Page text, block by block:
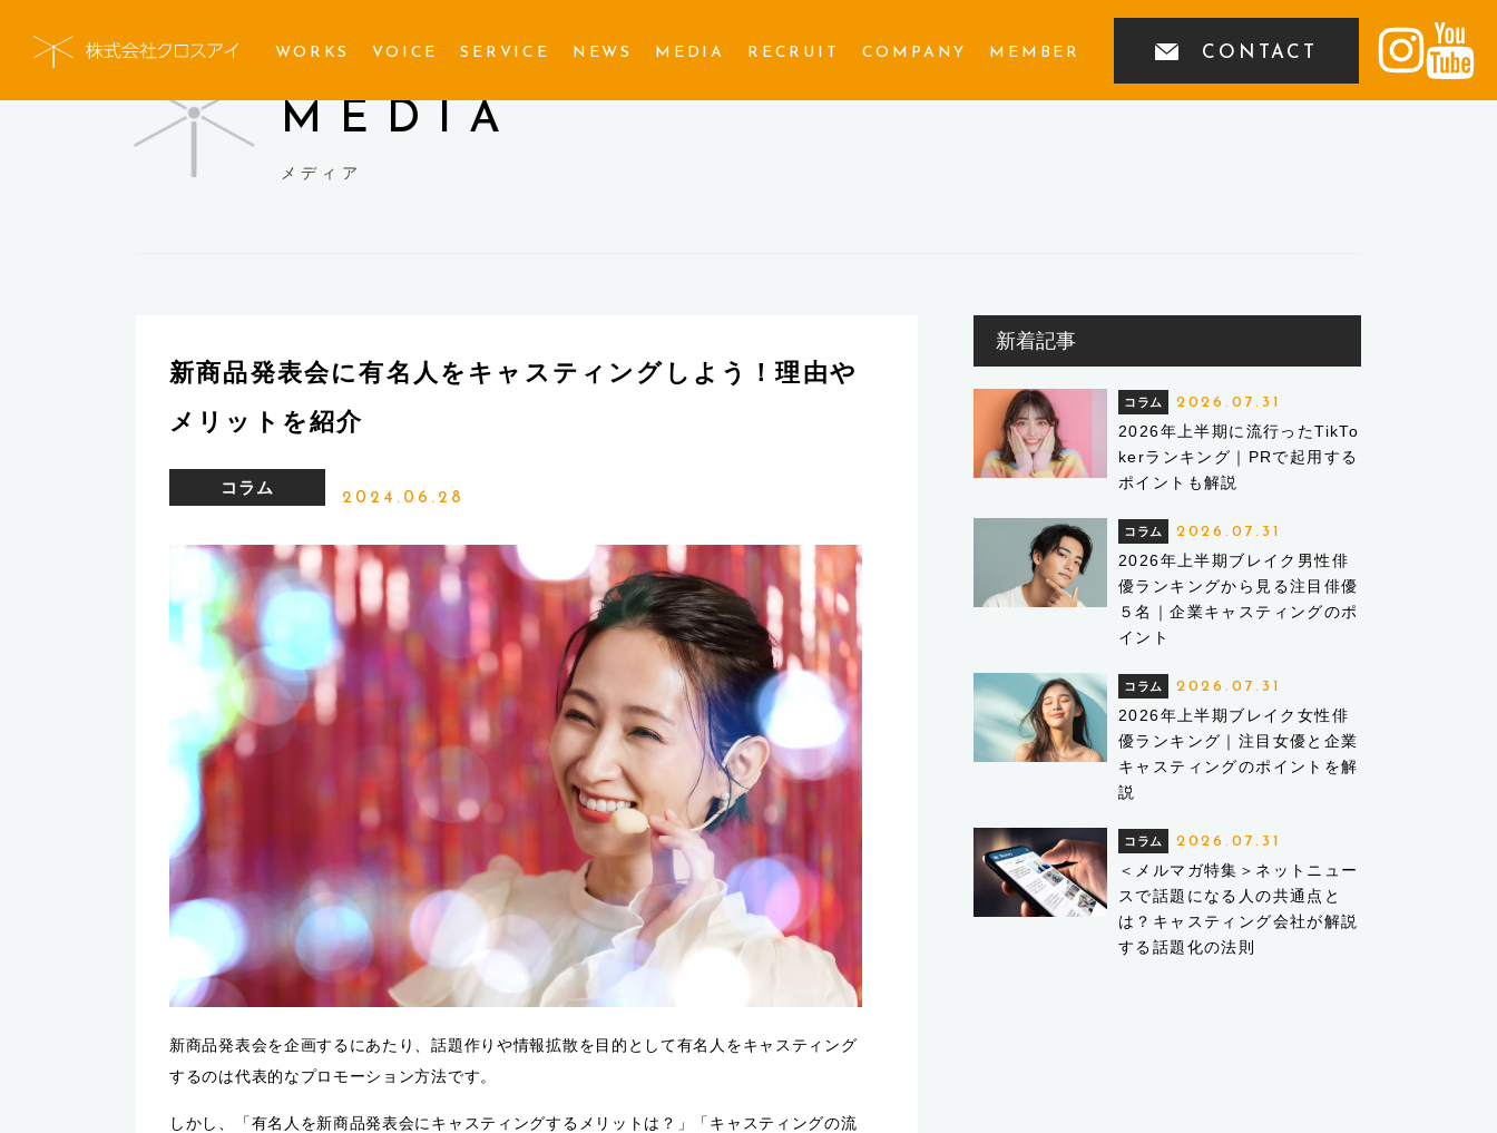
WORKS VOICE SERVICE NEWS MEDIA RECRUIT COMPANY MEMBER CONTACT
MEDIA
メディア
新商品発表会に有名人をキャスティングしよう！理由や
メリットを紹介
コラム
2024.06.28
新商品発表会を企画するにあたり、話題作りや情報拡散を目的として有名人をキャスティング
するのは代表的なプロモーション方法です。
しかし、「有名人を新商品発表会にキャスティングするメリットは？」「キャスティングの流
新着記事
コラム 2026.07.31
2026年上半期に流行ったTikTo
kerランキング｜PRで起用する
ポイントも解説
コラム 2026.07.31
2026年上半期ブレイク男性俳
優ランキングから見る注目俳優
５名｜企業キャスティングのポ
イント
コラム 2026.07.31
2026年上半期ブレイク女性俳
優ランキング｜注目女優と企業
キャスティングのポイントを解
説
コラム 2026.07.31
＜メルマガ特集＞ネットニュー
スで話題になる人の共通点と
は？キャスティング会社が解説
する話題化の法則